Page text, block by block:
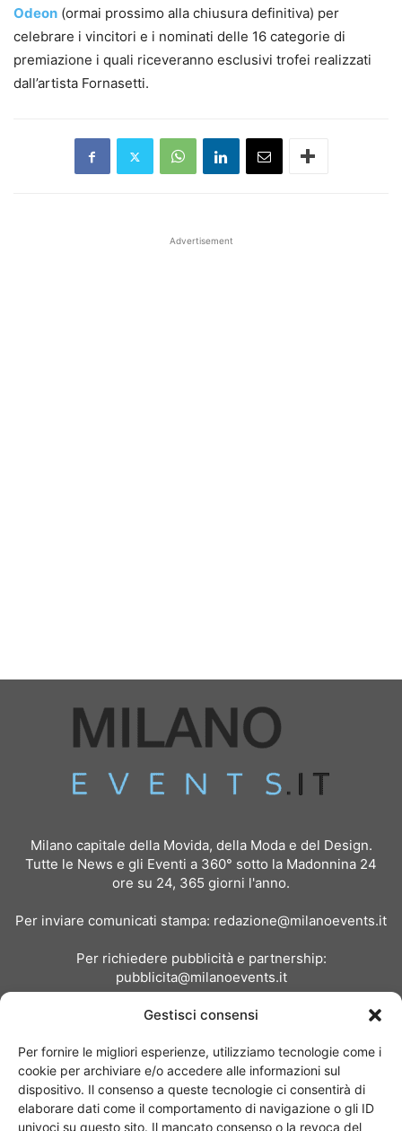
Gestisci consensi
Per fornire le migliori esperienze, utilizziamo tecnologie come i
cookie per archiviare e/o accedere alle informazioni sul
dispositivo. Il consenso a queste tecnologie ci consentirà di
elaborare dati come il comportamento di navigazione o gli ID
univoci su questo sito. Il mancato consenso o la revoca del
Odeon (ormai prossimo alla chiusura definitiva) per
celebrare i vincitori e i nominati delle 16 categorie di
premiazione i quali riceveranno esclusivi trofei realizzati
dall’artista Fornasetti.
Advertisement
Milano capitale della Movida, della Moda e del Design.
Tutte le News e gli Eventi a 360° sotto la Madonnina 24
ore su 24, 365 giorni l'anno.
Per inviare comunicati stampa: redazione@milanoevents.it
Per richiedere pubblicità e partnership:
pubblicita@milanoevents.it